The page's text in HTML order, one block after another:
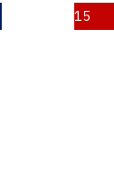
15